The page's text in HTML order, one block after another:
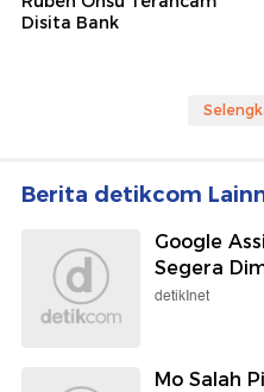
Disita Bank
Berita detikcom
Google
Segera
detikInet
Mo Salah